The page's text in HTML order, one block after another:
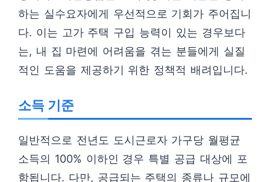
하는 실수요자에게 우선적으로 기회가 주어집니
다. 이는 고가 주택 구입 능력이 있는 경우보다
는, 내 집 마련에 어려움을 겪는 분들에게 실질
적인 도움을 제공하기 위한 정책적 배려입니다.
소득 기준
일반적으로 전년도 도시근로자 가구당 월평균
소득의 100% 이하인 경우 특별 공급 대상에 포
함됩니다. 다만, 공급되는 주택의 종류나 규모에